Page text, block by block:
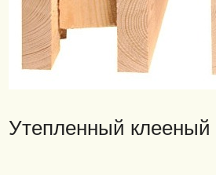
Утепленный клееный